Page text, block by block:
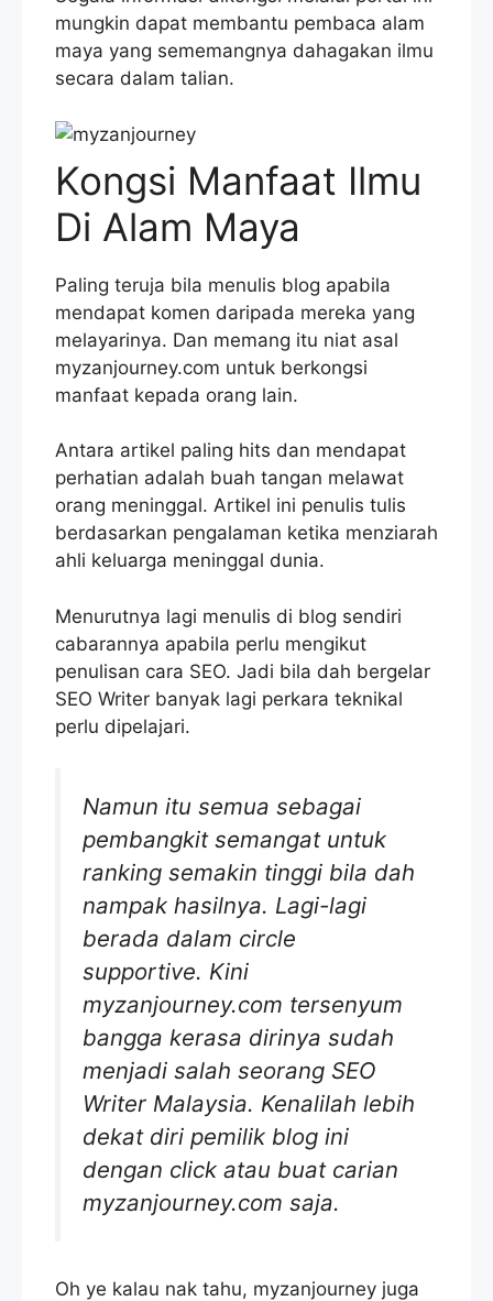
mungkin dapat membantu pembaca alam
maya yang sememangnya dahagakan ilmu
secara dalam talian.
Kongsi Manfaat Ilmu
Di Alam Maya
Paling teruja bila menulis blog apabila
mendapat komen daripada mereka yang
melayarinya. Dan memang itu niat asal
myzanjourney.com untuk berkongsi
manfaat kepada orang lain.
Antara artikel paling hits dan mendapat
perhatian adalah buah tangan melawat
orang meninggal. Artikel ini penulis tulis
berdasarkan pengalaman ketika menziarah
ahli keluarga meninggal dunia.
Menurutnya lagi menulis di blog sendiri
cabarannya apabila perlu mengikut
penulisan cara SEO. Jadi bila dah bergelar
SEO Writer banyak lagi perkara teknikal
perlu dipelajari.
Namun itu semua sebagai
pembangkit semangat untuk
ranking semakin tinggi bila dah
nampak hasilnya. Lagi-lagi
berada dalam circle
supportive. Kini
myzanjourney.com tersenyum
bangga kerasa dirinya sudah
menjadi salah seorang SEO
Writer Malaysia. Kenalilah lebih
dekat diri pemilik blog ini
dengan click atau buat carian
myzanjourney.com saja.
Oh ye kalau nak tahu, myzanjourney juga